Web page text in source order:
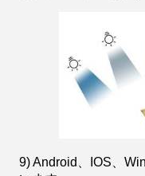
9) Android、IOS、